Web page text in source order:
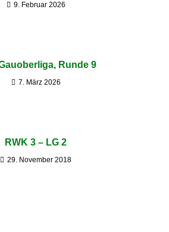
9. Februar 2026
Runde 9
7. März 2026
RWK 3 – LG 2
29. November 2018